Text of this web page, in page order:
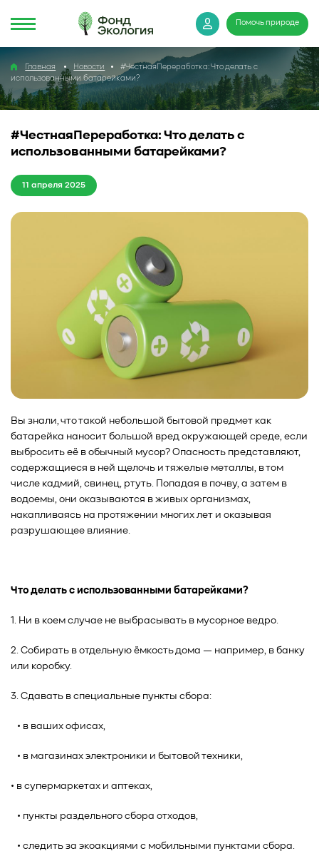
Помочь природе
Главная Новости
#ЧестнаяПереработка: Что делать с
использованными батарейками?
#ЧестнаяПереработка: Что делать с
использованными батарейками?
11 апреля 2025
Вы знали, что такой небольшой бытовой предмет как
батарейка наносит большой вред окружающей среде, если
выбросить её в обычный мусор? Опасность представляют,
содержащиеся в ней щелочь и тяжелые металлы, в том
числе кадмий, свинец, ртуть. Попадая в почву, а затем в
водоемы, они оказываются в живых организмах,
накапливаясь на протяжении многих лет и оказывая
разрушающее влияние.
Что делать с использованными батарейками?
1. Ни в коем случае не выбрасывать в мусорное ведро.
2. Собирать в отдельную ёмкость дома — например, в банку
или коробку.
3. Сдавать в специальные пункты сбора:
• в ваших офисах,
• в магазинах электроники и бытовой техники,
• в супермаркетах и аптеках,
• пункты раздельного сбора отходов,
• следить за экоакциями с мобильными пунктами сбора.